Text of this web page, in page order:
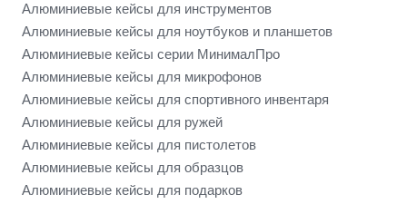
Алюминиевые кейсы для инструментов
Алюминиевые кейсы для ноутбуков и планшетов
Алюминиевые кейсы серии МинималПро
Алюминиевые кейсы для микрофонов
Алюминиевые кейсы для спортивного инвентаря
Алюминиевые кейсы для ружей
Алюминиевые кейсы для пистолетов
Алюминиевые кейсы для образцов
Алюминиевые кейсы для подарков